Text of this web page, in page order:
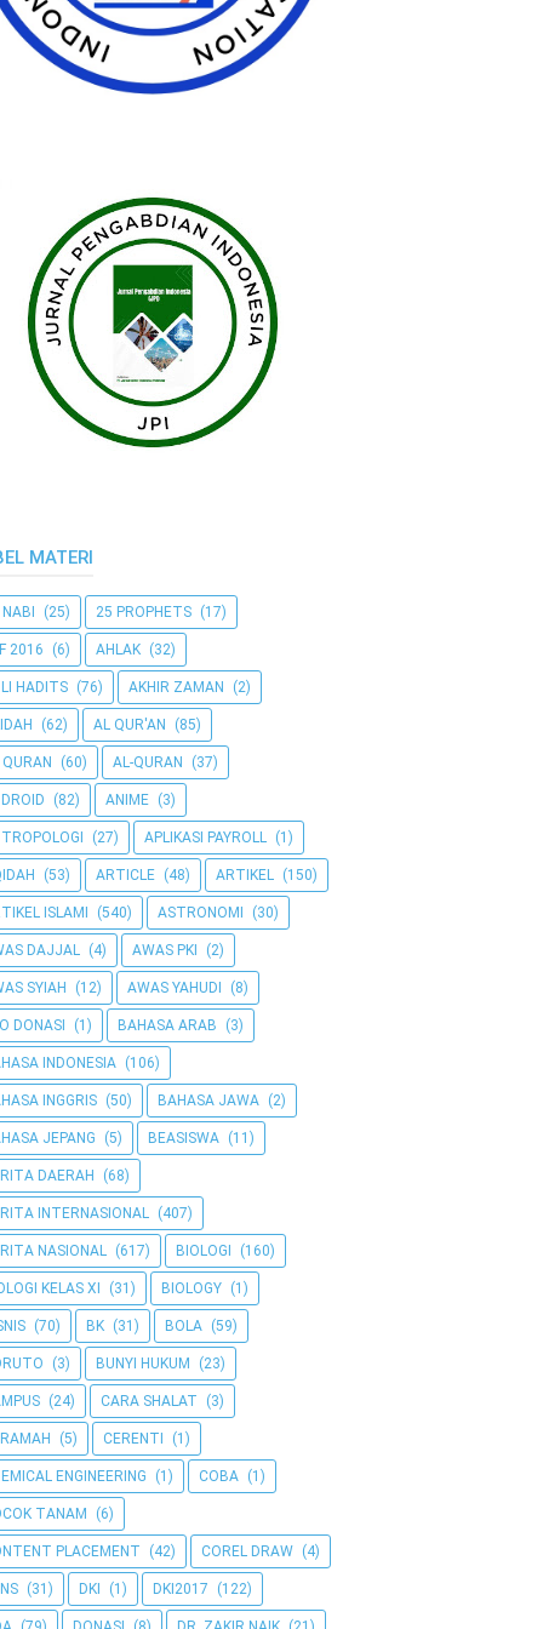
MATERI
(25) 25 PROPHETS (17)
2016 (6) AHLAK (32)
HADITS (76) AKHIR ZAMAN (2)
(62) AL QUR'AN (85)
(60) AL-QURAN (37)
(82) ANIME (3)
(27) APLIKASI PAYROLL (1)
(53) ARTICLE (48) ARTIKEL (150)
ISLAMI (540) ASTRONOMI (30)
DAJJAL (4) AWAS PKI (2)
SYIAH (12) AWAS YAHUDI (8)
DONASI (1) BAHASA ARAB (3)
INDONESIA (106)
INGGRIS (50) BAHASA JAWA (2)
JEPANG (5) BEASISWA (11)
DAERAH (68)
INTERNASIONAL (407)
NASIONAL (617) BIOLOGI (160)
KELAS XI (31) BIOLOGY (1)
(70) BK (31) BOLA (59)
(3) BUNYI HUKUM (23)
(24) CARA SHALAT (3)
(5) CERENTI (1)
ENGINEERING (1) COBA (1)
TANAM (6)
PLACEMENT (42) COREL DRAW (4)
(31) DKI (1) DKI2017 (122)